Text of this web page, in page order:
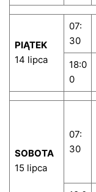
PIĄTEK
14 lipca
07:
30
18:0
0
SOBOTA
15 lipca
07:
30